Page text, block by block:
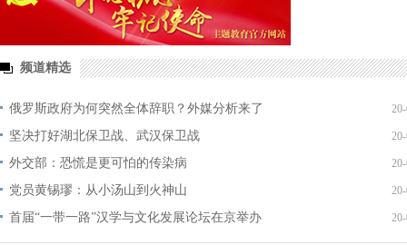
频道精选
俄罗斯政府为何突然全体辞职？外媒分析来了
坚决打好湖北保卫战、武汉保卫战
外交部：恐慌是更可怕的传染病
党员黄锡璆：从小汤山到火神山
首届“一带一路”汉学与文化发展论坛在京举办